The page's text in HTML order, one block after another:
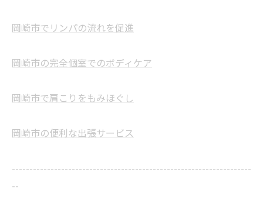
岡崎市でリンパの流れを促進
岡崎市の完全個室でのボディケア
岡崎市で肩こりをもみほぐし
岡崎市の便利な出張サービス
--------------------------------------------------------------------
--